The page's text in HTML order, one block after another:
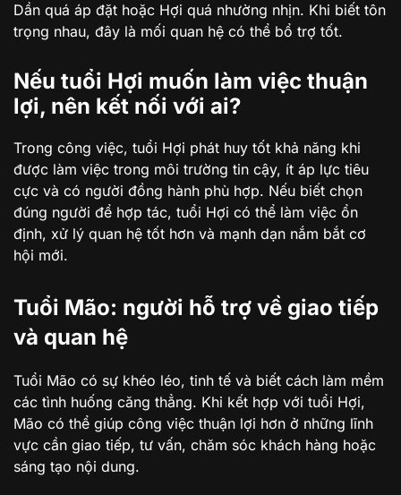
Dần quá áp đặt hoặc Hợi quá nhường nhịn. Khi biết tôn
trọng nhau, đây là mối quan hệ có thể bổ trợ tốt.
Nếu tuổi Hợi muốn làm việc thuận
lợi, nên kết nối với ai?
Trong công việc, tuổi Hợi phát huy tốt khả năng khi
được làm việc trong môi trường tin cậy, ít áp lực tiêu
cực và có người đồng hành phù hợp. Nếu biết chọn
đúng người để hợp tác, tuổi Hợi có thể làm việc ổn
định, xử lý quan hệ tốt hơn và mạnh dạn nắm bắt cơ
hội mới.
Tuổi Mão: người hỗ trợ về giao tiếp
và quan hệ
Tuổi Mão có sự khéo léo, tinh tế và biết cách làm mềm
các tình huống căng thẳng. Khi kết hợp với tuổi Hợi,
Mão có thể giúp công việc thuận lợi hơn ở những lĩnh
vực cần giao tiếp, tư vấn, chăm sóc khách hàng hoặc
sáng tạo nội dung.